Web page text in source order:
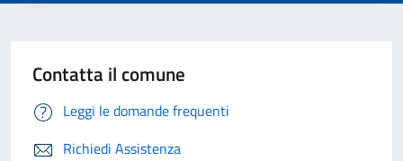
Contatta il comune
Leggi le domande frequenti
Richiedi Assistenza